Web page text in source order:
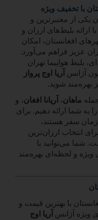
با تخفیف ویژه
یکی از معتبرترین و
ارائه بلیط‌های ارزان و
افغانستان، امکان
عزیز فراهم می‌آورد.
بلیط هواپیما تهران
آژانس آریا اوج پرواز
شوید.
ماهان، آریانا افغان، و
به شما ارائه دهیم. برای
سفر هستند،
انتخاب ارزان‌ترین
شما می‌توانید با
ویژه و لحظه‌ای بهره‌مند
با بهترین قیمت و
ویژه آژانس آریا اوج